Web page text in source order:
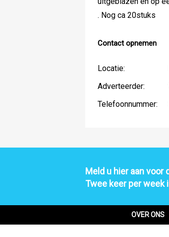
. Nog ca 20stuks
Contact opnemen
Locatie:
Adverteerder:
Telefoonnummer:
Meld u hier aan
Twee keer per week
OVER ONS